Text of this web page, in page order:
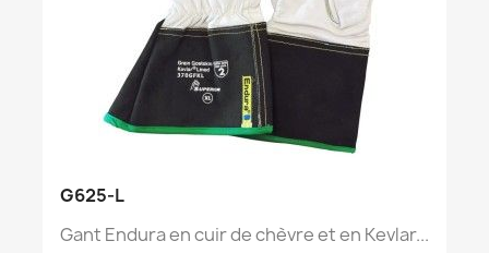
G625-L
Gant Endura en cuir de chèvre et en Kevlar...